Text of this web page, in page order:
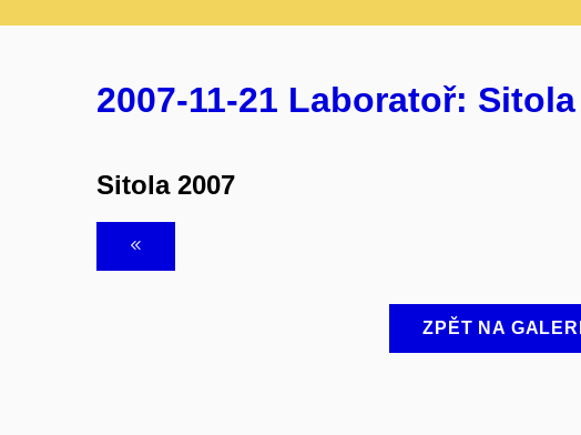
2007-11-21 Laboratoř: Sitola
Sitola 2007
ZPĚT NA GALERII